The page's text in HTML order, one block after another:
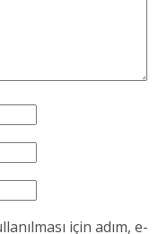
için adım, e-